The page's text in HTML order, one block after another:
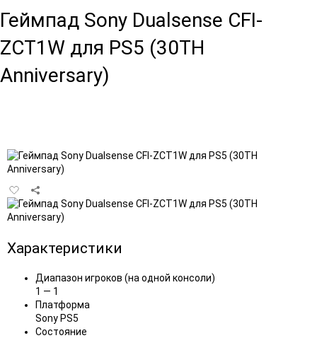
Геймпад Sony Dualsense CFI-
ZCT1W для PS5 (30TH
Anniversary)
Добавить
в
избранное
Характеристики
Диапазон игроков (на одной консоли)
1 — 1
Платформа
Sony PS5
Состояние